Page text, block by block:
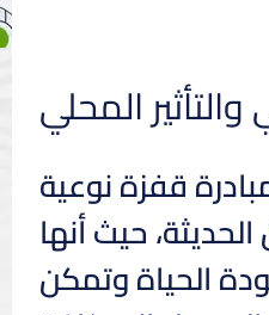
والتأثير المحلي
قفزة نوعية
حيث أنها
الحياة وتمكن